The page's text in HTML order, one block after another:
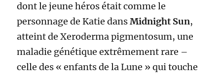
dont le jeune héros était comme le
personnage de Katie dansMidnight Sun,
atteint de Xeroderma pigmentosum, une
maladie génétique extrêmement rare –
celle des « enfants de la Lune » qui touche